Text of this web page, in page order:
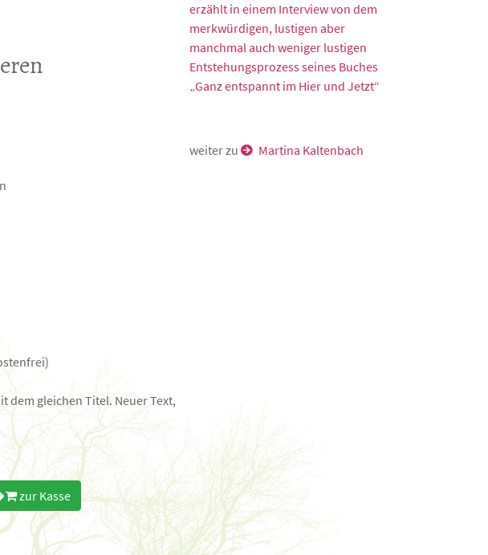
dem gleichen Titel. Neuer Text,
zur Kasse
erzählt in einem Interview von dem
merkwürdigen, lustigen aber
manchmal auch weniger lustigen
Entstehungsprozess seines Buches
„Ganz entspannt im Hier und Jetzt“
weiter zu Martina Kaltenbach